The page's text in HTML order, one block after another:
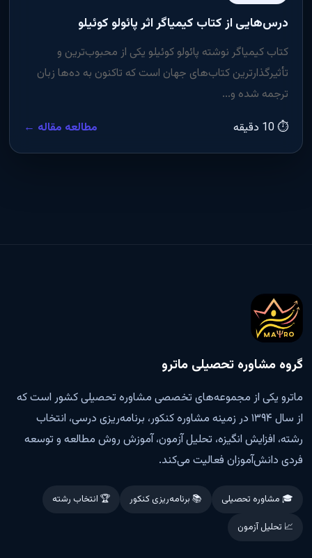
درس‌هایی از کتاب کیمیاگر اثر پائولو کوئیلو
کتاب کیمیاگر نوشته پائولو کوئیلو یکی از محبوب‌ترین و
تأثیرگذارترین کتاب‌های جهان است که تاکنون به ده‌ها زبان
ترجمه شده و...
⏱ 10 دقیقه
مطالعه مقاله ←
گروه مشاوره تحصیلی ماترو
ماترو یکی از مجموعه‌های تخصصی مشاوره تحصیلی کشور است که
از سال ۱۳۹۴ در زمینه مشاوره کنکور، برنامه‌ریزی درسی، انتخاب
رشته، افزایش انگیزه، تحلیل آزمون، آموزش روش مطالعه و توسعه
فردی دانش‌آموزان فعالیت می‌کند.
🎓 مشاوره تحصیلی 📚 برنامه‌ریزی کنکور
🏆 انتخاب رشته
📈 تحلیل آزمون